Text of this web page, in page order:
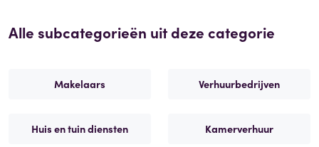
Alle subcategorieën uit deze categorie
Makelaars Verhuurbedrijven
Huis en tuin diensten Kamerverhuur